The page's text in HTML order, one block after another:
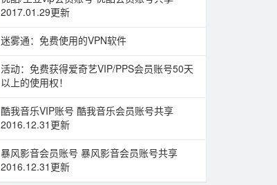
2017.01.29更新
迷雾通：免费使用的VPN软件
活动：免费获得爱奇艺VIP/PPS会员账号50天
以上的使用权！
酷我音乐VIP账号 酷我音乐会员账号共享
2016.12.31更新
暴风影音会员账号 暴风影音会员账号共享
2016.12.31更新